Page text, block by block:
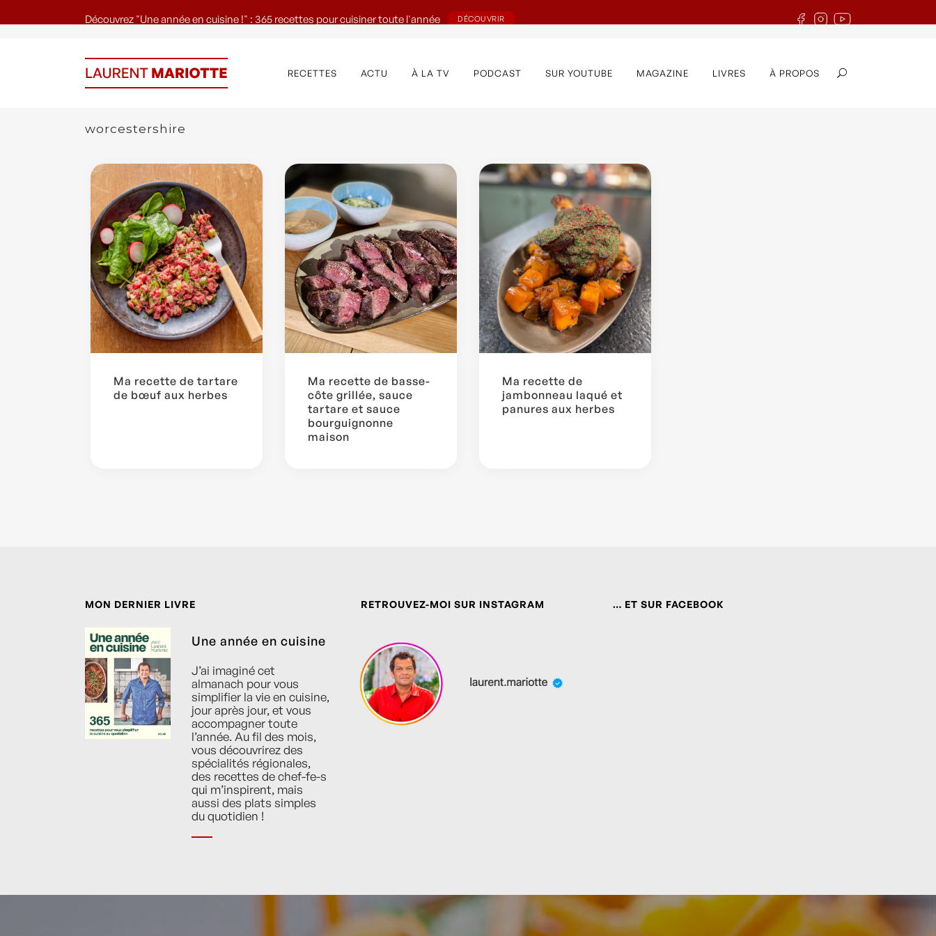
Découvrez "Une année en cuisine !" : 365 recettes pour cuisiner toute l'année DÉCOUVRIR
RECETTES ACTU À LA TV PODCAST SUR YOUTUBE MAGAZINE LIVRES À PROPOS
worcestershire
Ma recette de tartare
de bœuf aux herbes
Ma recette de basse-
côte grillée, sauce
tartare et sauce
bourguignonne
maison
Ma recette de
jambonneau laqué et
panures aux herbes
MON DERNIER LIVRE
Une année en cuisine
J’ai imaginé cet
almanach pour vous
simplifier la vie en cuisine,
jour après jour, et vous
accompagner toute
l’année. Au fil des mois,
vous découvrirez des
spécialités régionales,
des recettes de chef-fe-s
qui m’inspirent, mais
aussi des plats simples
du quotidien !
RETROUVEZ-MOI SUR INSTAGRAM … ET SUR FACEBOOK